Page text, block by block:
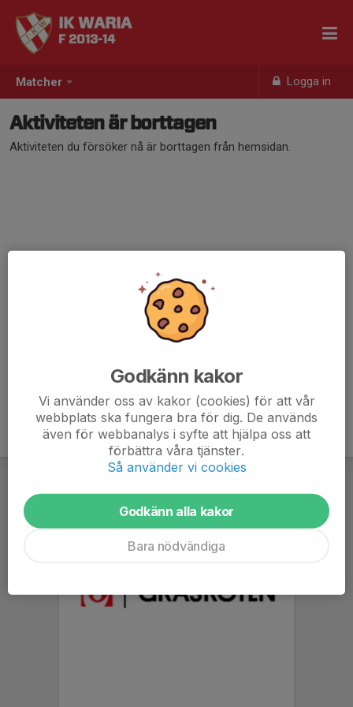
Matcher Logga in
IK WARIA
F 2013-14
Aktiviteten är borttagen
Aktiviteten du försöker nå är borttagen från hemsidan.
Godkänn kakor
Vi använder oss av kakor (cookies) för att vår
webbplats ska fungera bra för dig. De används
även för webbanalys i syfte att hjälpa oss att
förbättra våra tjänster.
Så använder vi cookies
Godkänn alla kakor
Bara nödvändiga